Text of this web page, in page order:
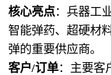
核心亮点：兵器工
智能弹药、超硬材
弹的重要供应商。
客户/订单：主要客